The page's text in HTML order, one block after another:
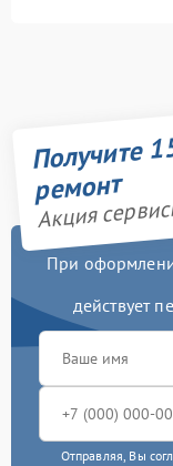
Получите
ремонт
Акция
При
действует
Отправляя, Вы